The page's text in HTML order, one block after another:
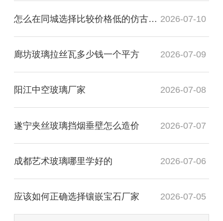
怎么在同城选择比较价格低的仿古镜厂家 2026-07-10
廊坊玻璃拉丝瓦多少钱一个平方 2026-07-09
阳江中空玻璃厂家 2026-07-08
遂宁夹丝玻璃挡烟垂壁怎么造价 2026-07-07
成都艺术玻璃哪里学好的 2026-07-06
应该如何正确选择镶嵌宝石厂家 2026-07-05